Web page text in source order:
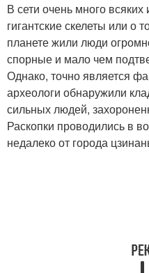
В сети очень много всяких
гигантские скелеты или о
планете жили люди
спорные и мало чем
Однако, точно является
археологи обнаружили
сильных людей,
Раскопки проводились в
недалеко от города